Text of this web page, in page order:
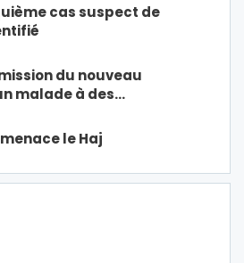
cas suspect de
du nouveau
malade à des…
le Haj